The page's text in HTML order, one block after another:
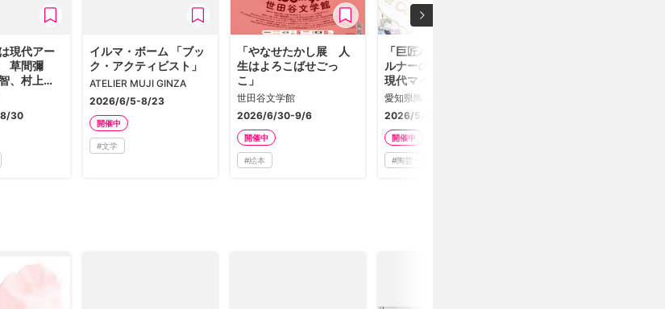
現代アー
草間彌
、村上
・ウォー
シー…」
30
イルマ・ボーム 「ブッ
ク・アクティビスト」
ATELIER MUJI GINZA
2026/6/5-8/23
開催中
#文学
「やなせたかし展 人
生はよろこばせごっ
こ」
世田谷文学館
2026/6/30-9/6
開催中
#絵本
「巨匠ハインツ・ヴェ
ルナーの描いた物語－
現代マイセンの磁器芸
術－」
愛知県陶磁美術館
2026/5/30-9/27
開催中
#陶芸・漆